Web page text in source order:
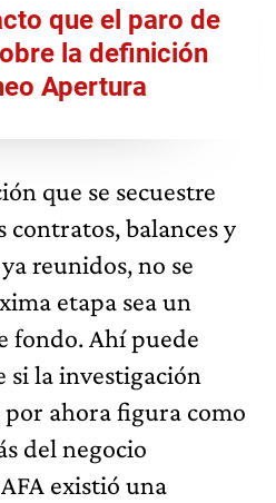
que el paro de
la definición
Apertura
que se secuestre
contratos, balances y
reunidos, no se
etapa sea un
fondo. Ahí puede
si la investigación
ahora figura como
del negocio
existió una